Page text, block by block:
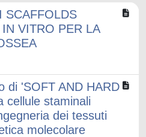
SCAFFOLDS
VITRO PER LA
di 'SOFT AND HARD
cellule staminali
dei tessuti
molecolare